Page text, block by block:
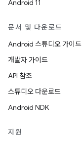
Android 11
문서 및 다운로드
Android 스튜디오 가이드
개발자 가이드
API 참조
스튜디오 다운로드
Android NDK
지원